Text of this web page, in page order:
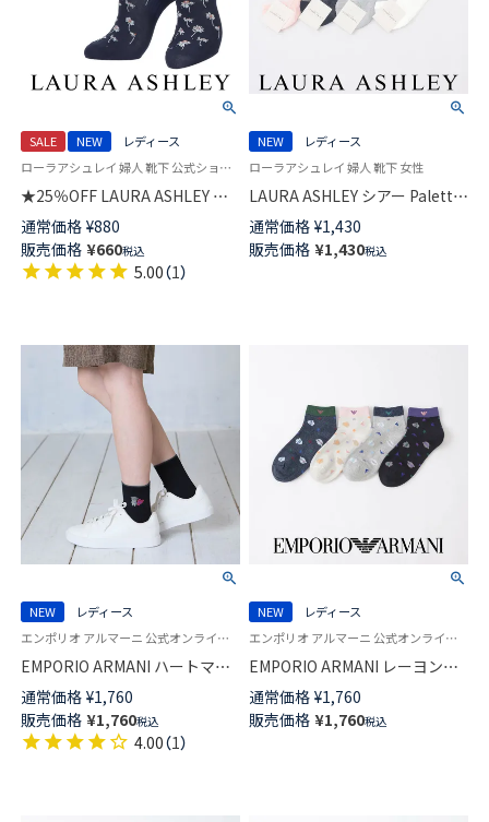
SALE NEW
レディース
ローラアシュレイ 婦人 靴下 公式ショップ
★25％OFF LAURA ASHLEY レ
ーヨン シルク混 ランスウィッ
ク クルー丈 ソックス レディー
ス 03357413
通常価格 ¥880
販売価格 ¥660税込
5.00（1）
NEW
レディース
ローラアシュレイ 婦人 靴下 女性
LAURA ASHLEY シアー Paletto
スニーカー丈 ソックス レディ
ース 日本製 03357397
通常価格 ¥1,430
販売価格 ¥1,430税込
NEW
レディース
エンポリオ アルマーニ 公式オンラインショップ 婦人 靴下 女性
EMPORIO ARMANI ハートマン
ガベア ショート丈 ソックス レ
ディース 日本製 03447206
通常価格 ¥1,760
販売価格 ¥1,760税込
4.00（1）
NEW
レディース
エンポリオ アルマーニ 公式オンラインショップ 婦人 靴下 女性 ２６SS
EMPORIO ARMANI レーヨンシ
ルク混 マンガベア ショート丈
ソックス レディース 日本製
03447205
通常価格 ¥1,760
販売価格 ¥1,760税込